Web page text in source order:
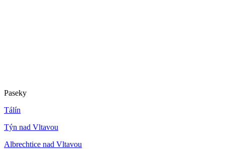
Paseky
Tálín
Týn nad Vltavou
Albrechtice nad Vltavou